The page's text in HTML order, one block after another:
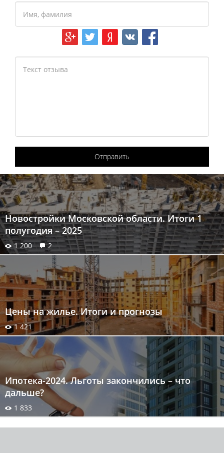
Отправить
Новостройки Московской области. Итоги 1
полугодия – 2025
1 200 2
Цены на жилье. Итоги и прогнозы
1 421
Ипотека-2024. Льготы закончились – что
дальше?
1 833